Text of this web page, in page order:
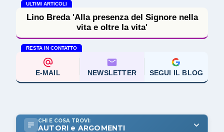
ULTIMI ARTICOLI
Lino Breda 'Alla presenza del Signore nella
vita e oltre la vita'
RESTA IN CONTATTO
E-MAIL NEWSLETTER SEGUI IL BLOG
CHI E COSA TROVI:
AUTORI e ARGOMENTI